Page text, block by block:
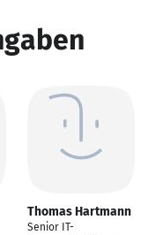
Thomas Hartmann
Senior IT-